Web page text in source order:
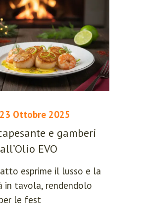
23 Ottobre 2025
e gamberi
EVO
esprime il lusso e la
in tavola, rendendolo
le fest
REGISTER
account in just a few